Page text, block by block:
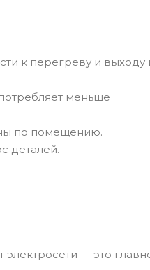
к перегреву и выходу
меньше
по помещению.
деталей.
— это